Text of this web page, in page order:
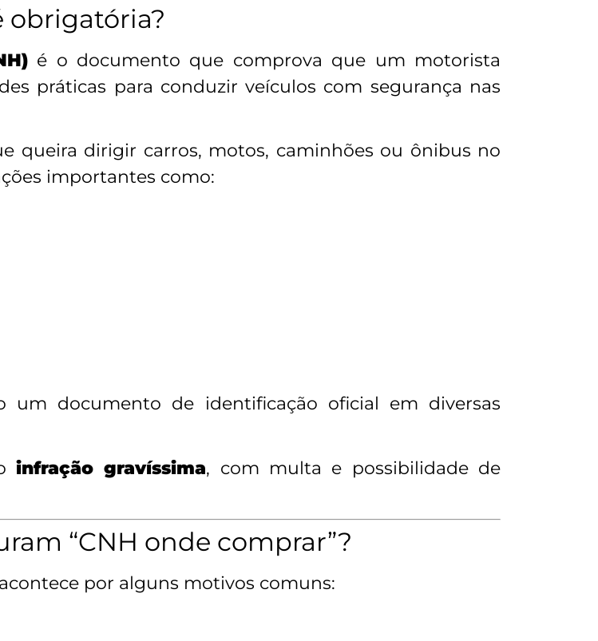
obrigatória?
é o documento que comprova que um motorista
práticas para conduzir veículos com segurança nas
queira dirigir carros, motos, caminhões ou ônibus no
importantes como:
um documento de identificação oficial em diversas
infração gravíssima, com multa e possibilidade de
“CNH onde comprar”?
por alguns motivos comuns: